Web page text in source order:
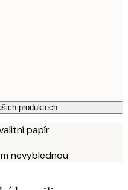
produktech
papír
nevyblednou